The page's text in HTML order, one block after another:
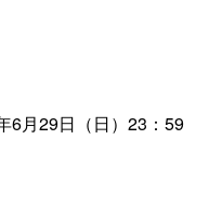
6月29日（日）23：59